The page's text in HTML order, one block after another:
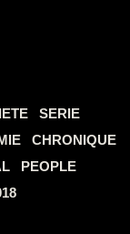
SERIE
CHRONIQUE
PEOPLE